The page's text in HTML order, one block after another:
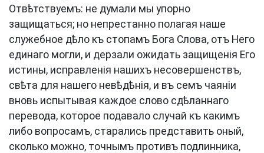
Отвѣтствуемъ: не думали мы упорно
защищаться; но непрестанно полагая наше
служебное дѣло къ стопамъ Бога Слова, отъ Него
единаго могли, и дерзали ожидать защищенія Его
истины, исправленія нашихъ несовершенствъ,
свѣта для нашего невѣдѣнія, и въ семъ чаяніи
вновь испытывая каждое слово сдѣланнаго
перевода, которое подавало случай къ какимъ
либо вопросамъ, старались представить оный,
сколько можно, точнымъ противъ подлинника,